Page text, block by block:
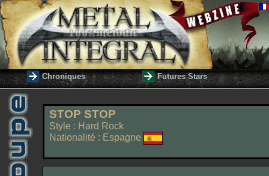
Chroniques Futures Stars
STOP STOP
Style : Hard Rock
Nationalité : Espagne